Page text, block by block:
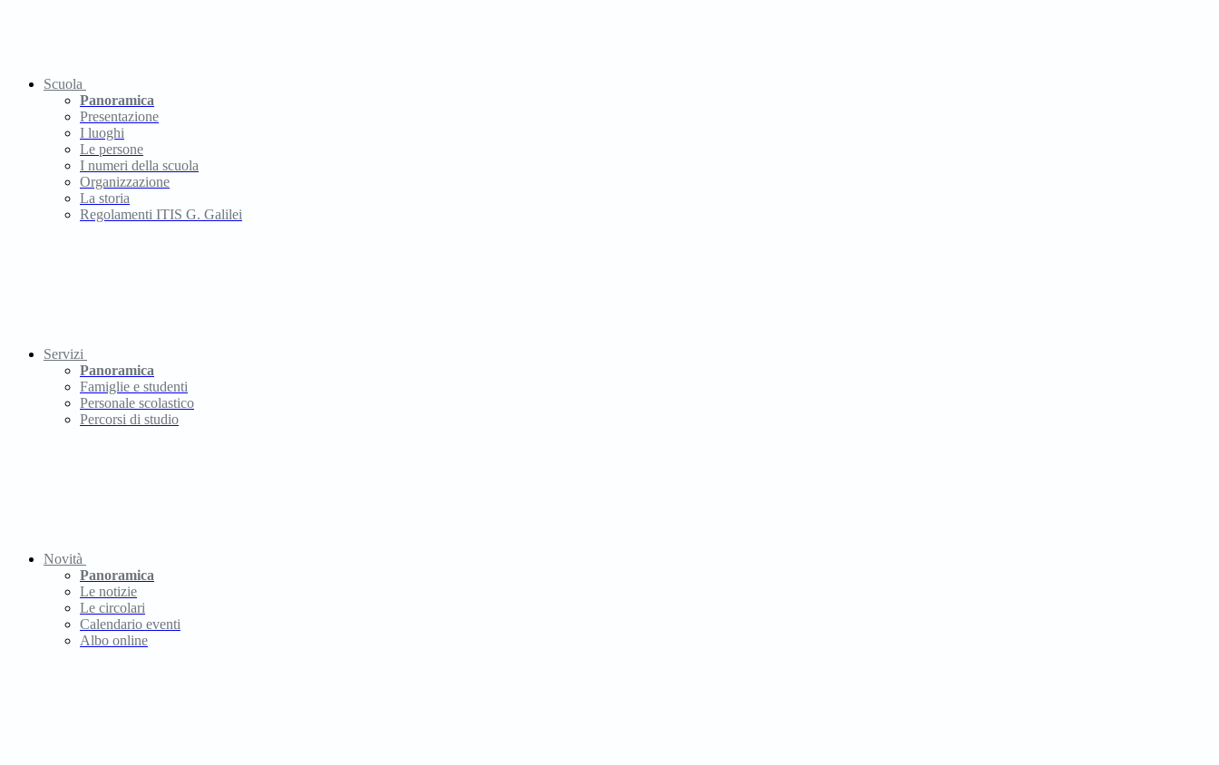
Scuola
Panoramica
Presentazione
I luoghi
Le persone
I numeri della scuola
Organizzazione
La storia
Regolamenti ITIS G. Galilei
Servizi
Panoramica
Famiglie e studenti
Personale scolastico
Percorsi di studio
Novità
Panoramica
Le notizie
Le circolari
Calendario eventi
Albo online